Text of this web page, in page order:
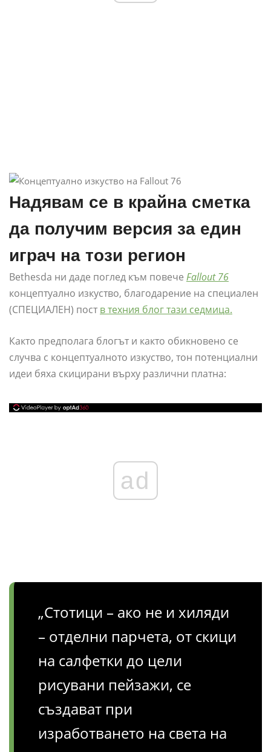
Надявам се в крайна сметка
да получим версия за един
играч на този регион
Bethesda ни даде поглед към повече Fallout 76
концептуално изкуство, благодарение на специален
(СПЕЦИАЛЕН) пост в техния блог тази седмица.
Както предполага блогът и както обикновено се
случва с концептуалното изкуство, тон потенциални
идеи бяха скицирани върху различни платна:
ad
„Стотици – ако не и хиляди
– отделни парчета, от скици
на салфетки до цели
рисувани пейзажи, се
създават при
изработването на света на